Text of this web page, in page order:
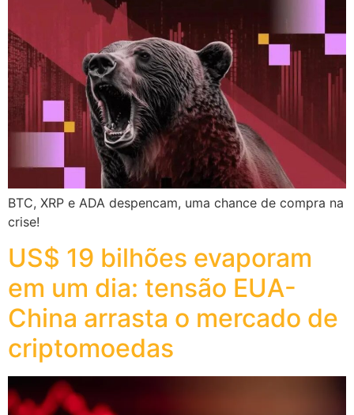
BTC, XRP e ADA despencam, uma chance de compra na
crise!
US$ 19 bilhões evaporam
em um dia: tensão EUA-
China arrasta o mercado de
criptomoedas